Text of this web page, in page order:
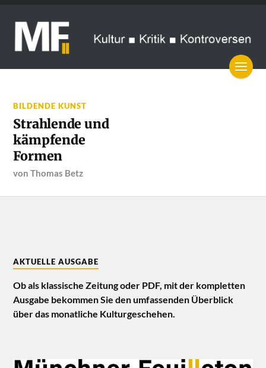
BILDENDE KUNST
Strahlende und
kämpfende
Formen
vonThomas Betz
AKTUELLE AUSGABE
Ob als klassische Zeitung oder PDF, mit der kompletten
Ausgabe bekommen Sie den umfassenden Überblick
über das monatliche Kulturgeschehen.